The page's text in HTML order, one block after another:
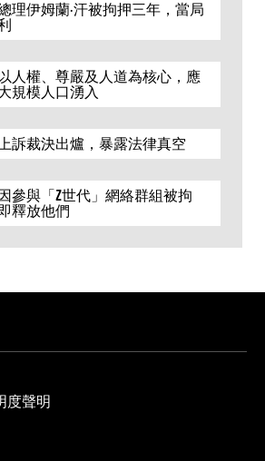
理伊姆蘭·汗被拘押三年，當局
人權、尊嚴及人道為核心，應
規模人口湧入
訴裁決出爐，暴露法律真空
參與「Z世代」網絡群組被拘
釋放他們
度聲明